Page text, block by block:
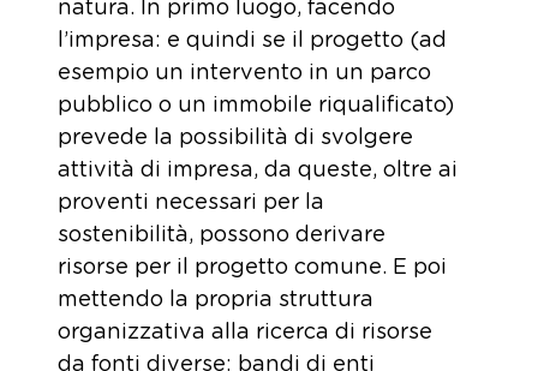
natura. In primo luogo, facendo
l’impresa: e quindi se il progetto (ad
esempio un intervento in un parco
pubblico o un immobile riqualificato)
prevede la possibilità di svolgere
attività di impresa, da queste, oltre ai
proventi necessari per la
sostenibilità, possono derivare
risorse per il progetto comune. E poi
mettendo la propria struttura
organizzativa alla ricerca di risorse
da fonti diverse: bandi di enti